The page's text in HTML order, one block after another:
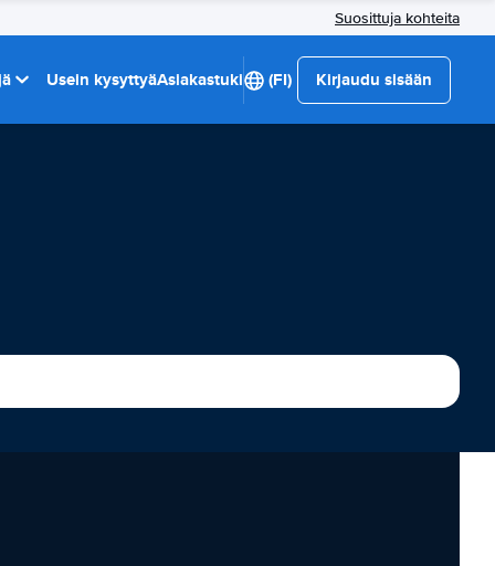
Suosittuja kohteita
Usein kysyttyäAsiakastuki (FI) Kirjaudu sisään